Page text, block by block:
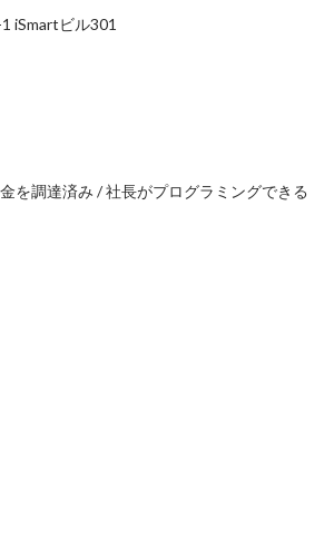
iSmartビル301
を調達済み / 社長がプログラミングできる